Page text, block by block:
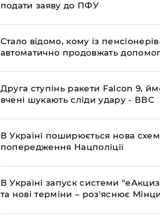
подати заяву до ПФУ
Стало відомо, кому із
автоматично продовжать
​Друга ступінь ракети Falcon 9,
вчені шукають сліди удару - ВВС
В Україні поширюється нова
попередження Нацполіції
​В Україні запуск системи
та нові терміни – роз'яснює